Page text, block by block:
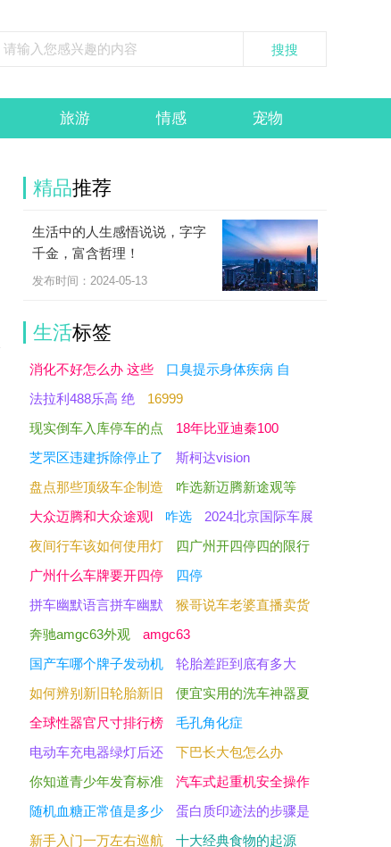
旅游 情感 宠物
精品推荐
生活中的人生感悟说说，字字
千金，富含哲理！
发布时间：2024-05-13
生活标签
消化不好怎么办 这些
口臭提示身体疾病 自
法拉利488乐高 绝
16999
现实倒车入库停车的点
18年比亚迪秦100
芝罘区违建拆除停止了
斯柯达vision
盘点那些顶级车企制造
咋选新迈腾新途观等
大众迈腾和大众途观l
咋选
2024北京国际车展
夜间行车该如何使用灯
四广州开四停四的限行
广州什么车牌要开四停
四停
拼车幽默语言拼车幽默
猴哥说车老婆直播卖货
奔驰amgc63外观
amgc63
国产车哪个牌子发动机
轮胎差距到底有多大
如何辨别新旧轮胎新旧
便宜实用的洗车神器夏
全球性器官尺寸排行榜
毛孔角化症
电动车充电器绿灯后还
下巴长大包怎么办
你知道青少年发育标准
汽车式起重机安全操作
随机血糖正常值是多少
蛋白质印迹法的步骤是
新手入门一万左右巡航
十大经典食物的起源